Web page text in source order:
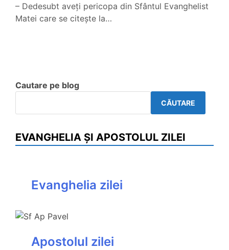
– Dedesubt aveți pericopa din Sfântul Evanghelist
Matei care se citește la…
Cautare pe blog
CĂUTARE
EVANGHELIA ȘI APOSTOLUL ZILEI
Evanghelia zilei
Apostolul zilei